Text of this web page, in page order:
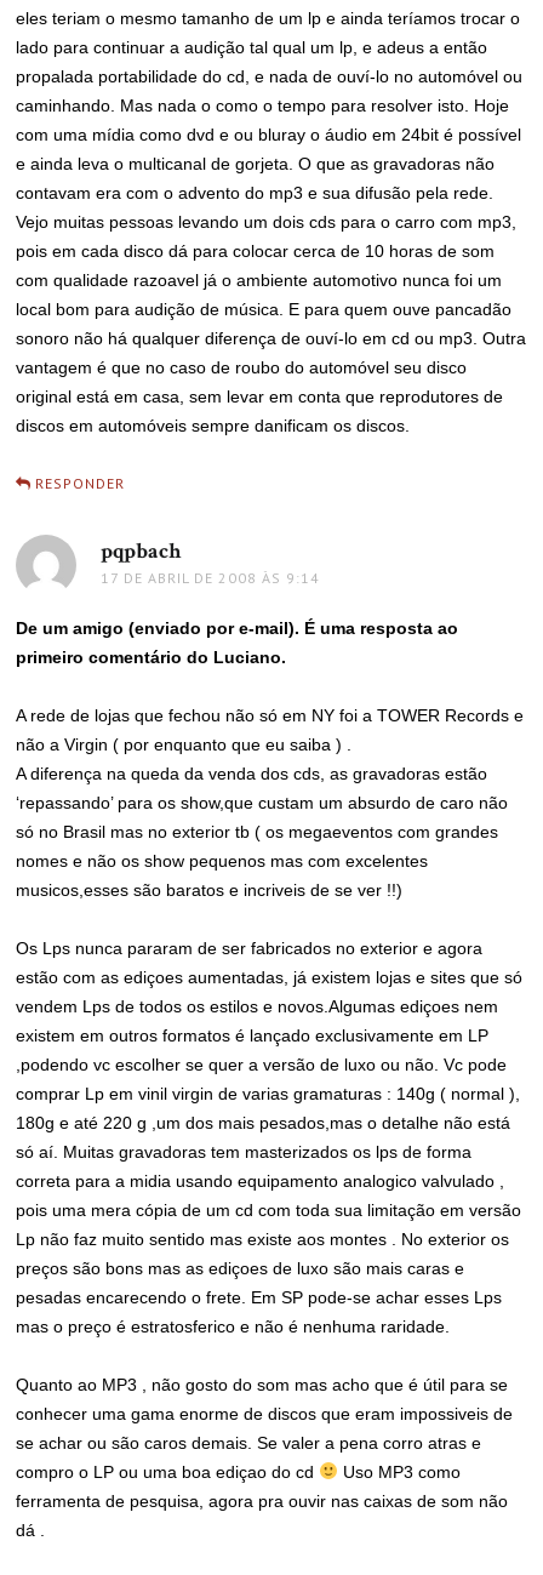
eles teriam o mesmo tamanho de um lp e ainda teríamos trocar o
lado para continuar a audição tal qual um lp, e adeus a então
propalada portabilidade do cd, e nada de ouví-lo no automóvel ou
caminhando. Mas nada o como o tempo para resolver isto. Hoje
com uma mídia como dvd e ou bluray o áudio em 24bit é possível
e ainda leva o multicanal de gorjeta. O que as gravadoras não
contavam era com o advento do mp3 e sua difusão pela rede.
Vejo muitas pessoas levando um dois cds para o carro com mp3,
pois em cada disco dá para colocar cerca de 10 horas de som
com qualidade razoavel já o ambiente automotivo nunca foi um
local bom para audição de música. E para quem ouve pancadão
sonoro não há qualquer diferença de ouví-lo em cd ou mp3. Outra
vantagem é que no caso de roubo do automóvel seu disco
original está em casa, sem levar em conta que reprodutores de
discos em automóveis sempre danificam os discos.
RESPONDER
pqpbachdisse:
17 DE ABRIL DE 2008 ÀS 9:14
De um amigo (enviado por e-mail). É uma resposta ao
primeiro comentário do Luciano.
A rede de lojas que fechou não só em NY foi a TOWER Records e
não a Virgin ( por enquanto que eu saiba ) .
A diferença na queda da venda dos cds, as gravadoras estão
‘repassando’ para os show,que custam um absurdo de caro não
só no Brasil mas no exterior tb ( os megaeventos com grandes
nomes e não os show pequenos mas com excelentes
musicos,esses são baratos e incriveis de se ver !!)
Os Lps nunca pararam de ser fabricados no exterior e agora
estão com as ediçoes aumentadas, já existem lojas e sites que só
vendem Lps de todos os estilos e novos.Algumas ediçoes nem
existem em outros formatos é lançado exclusivamente em LP
,podendo vc escolher se quer a versão de luxo ou não. Vc pode
comprar Lp em vinil virgin de varias gramaturas : 140g ( normal ),
180g e até 220 g ,um dos mais pesados,mas o detalhe não está
só aí. Muitas gravadoras tem masterizados os lps de forma
correta para a midia usando equipamento analogico valvulado ,
pois uma mera cópia de um cd com toda sua limitação em versão
Lp não faz muito sentido mas existe aos montes . No exterior os
preços são bons mas as ediçoes de luxo são mais caras e
pesadas encarecendo o frete. Em SP pode-se achar esses Lps
mas o preço é estratosferico e não é nenhuma raridade.
Quanto ao MP3 , não gosto do som mas acho que é útil para se
conhecer uma gama enorme de discos que eram impossiveis de
se achar ou são caros demais. Se valer a pena corro atras e
compro o LP ou uma boa ediçao do cd
Uso MP3 como
ferramenta de pesquisa, agora pra ouvir nas caixas de som não
dá .